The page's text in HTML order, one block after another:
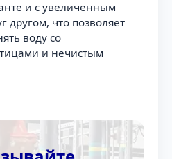
и с увеличенным
другом, что позволяет
воду со
и нечистым